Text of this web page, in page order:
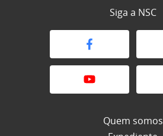
Siga a NSC
Quem somos